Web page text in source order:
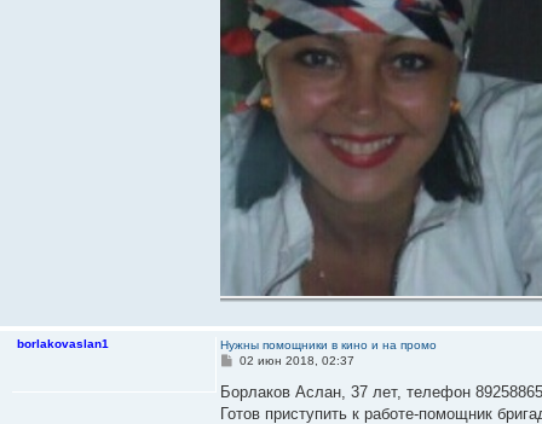
borlakovaslan1
Нужны помощники в кино и на промо
С
о
б
щ
02 июн 2018, 02:37
Борлаков Аслан, 37 лет, телефон
Готов приступить к работе-помощник